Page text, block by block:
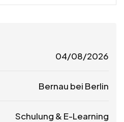
04/08/2026
Bernau bei Berlin
Schulung & E-Learning